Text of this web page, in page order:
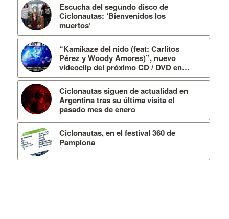
Escucha del segundo disco de
Ciclonautas: ‘Bienvenidos los
muertos’
“Kamikaze del nido (feat: Carlitos
Pérez y Woody Amores)”, nuevo
videoclip del próximo CD / DVD en…
Ciclonautas siguen de actualidad en
Argentina tras su última visita el
pasado mes de enero
Ciclonautas, en el festival 360 de
Pamplona